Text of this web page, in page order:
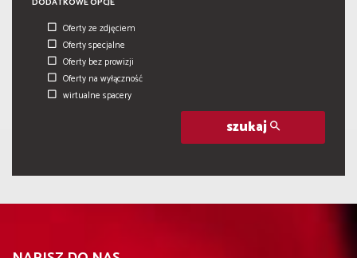
Oferty ze zdjęciem
Oferty specjalne
Oferty bez prowizji
Oferty na wyłączność
wirtualne spacery
szukaj